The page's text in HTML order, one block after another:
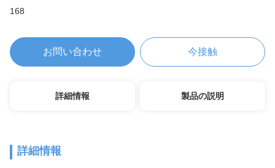
168
お問い合わせ 今接触
詳細情報 製品の説明
詳細情報